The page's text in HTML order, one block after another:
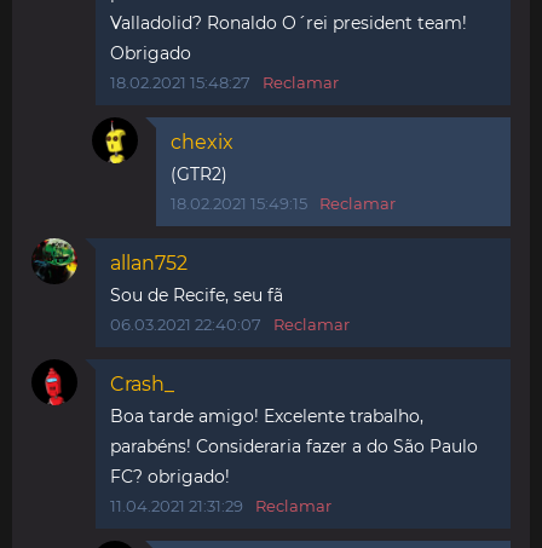
Valladolid? Ronaldo O´rei president team!
Obrigado
18.02.2021 15:48:27 Reclamar
chexix
(GTR2)
18.02.2021 15:49:15 Reclamar
allan752
Sou de Recife, seu fã
06.03.2021 22:40:07 Reclamar
Crash_
Boa tarde amigo! Excelente trabalho,
parabéns! Consideraria fazer a do São Paulo
FC? obrigado!
11.04.2021 21:31:29 Reclamar